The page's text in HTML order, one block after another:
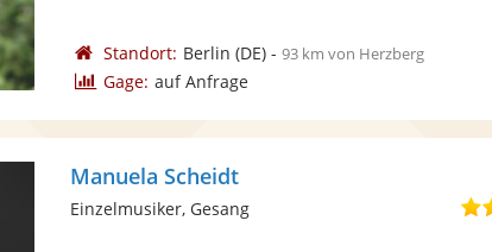
Standort: Berlin (DE)- 93 km von Herzberg
Gage: auf Anfrage
Manuela Scheidt
Einzelmusiker, Gesang